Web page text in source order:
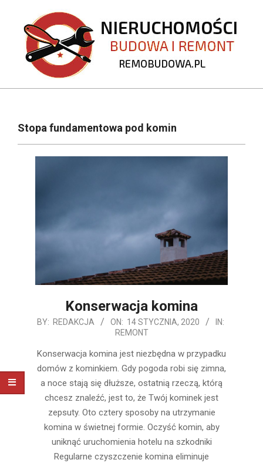
content
REMOBUDOWA.PL
NavigationStopa fundamentowa pod komin
Konserwacja komina
2020-
14
BY: REDAKCJA ON: 14 STYCZNIA, 2020
IN:
REMONT
Konserwacja komina jest niezbędna w przypadku
domów z kominkiem. Gdy pogoda robi się zimna,
a noce stają się dłuższe, ostatnią rzeczą, którą
chcesz znaleźć, jest to, że Twój kominek jest
zepsuty. Oto cztery sposoby na utrzymanie
komina w świetnej formie. Oczyść komin, aby
uniknąć uruchomienia hotelu na szkodniki
Regularne czyszczenie komina eliminuje